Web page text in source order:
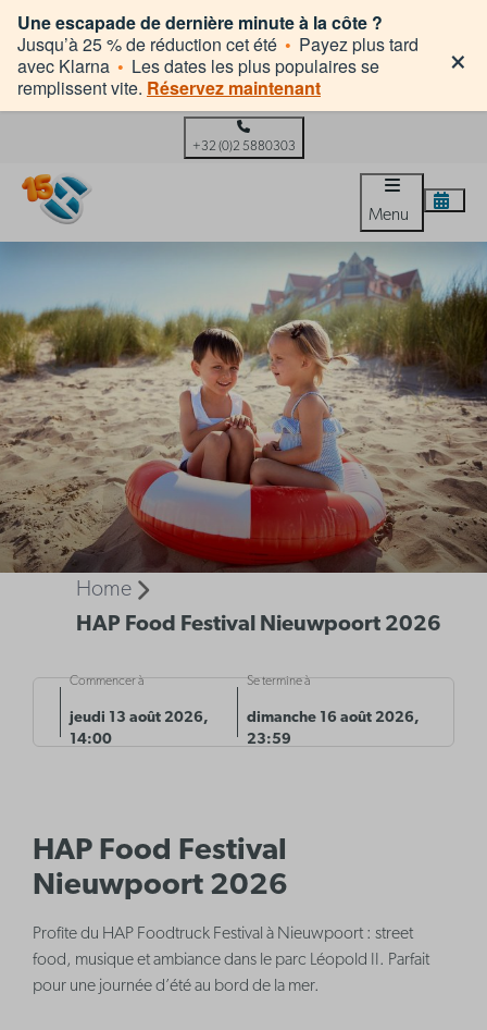
Une escapade de dernière minute à la côte ?
Jusqu’à 25 % de réduction cet été • Payez plus tard
avec Klarna • Les dates les plus populaires se
remplissent vite. Réservez maintenant
×
+32 (0)2 5880303
Menu
Home
HAP Food Festival Nieuwpoort 2026
Commencer à
jeudi 13 août 2026,
14:00
Se termine à
dimanche 16 août 2026,
23:59
HAP Food Festival
Nieuwpoort 2026
Profite du HAP Foodtruck Festival à Nieuwpoort : street
food, musique et ambiance dans le parc Léopold II. Parfait
pour une journée d’été au bord de la mer.